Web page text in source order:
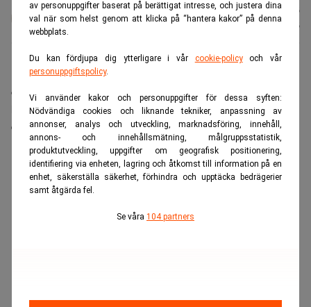
av personuppgifter baserat på berättigat intresse, och justera dina
val när som helst genom att klicka på “hantera kakor” på denna
webbplats.
Du kan fördjupa dig ytterligare i vår cookie-policyoch vår
personuppgiftspolicy.
Vi använder kakor och personuppgifter för dessa syften:
Nödvändiga cookies och liknande tekniker, anpassning av
annonser, analys och utveckling, marknadsföring, innehåll,
annons- och innehållsmätning, målgruppsstatistik,
produktutveckling, uppgifter om geografisk positionering,
identifiering via enheten, lagring och åtkomst till information på en
enhet, säkerställa säkerhet, förhindra och upptäcka bedrägerier
samt åtgärda fel.
Se våra 104 partners
Karin
Andersen
Publicerad:08 aug. 2026
Uppdaterad:
08 aug. 2026
Microsoft lättar på klimatkraven för att kunna
expandera sin AI-satsning. I ett nytt samarbete
levererar oljejätten Chevron naturgasbaserad kraft till
det stora datacentret i Texas.
ANNONS